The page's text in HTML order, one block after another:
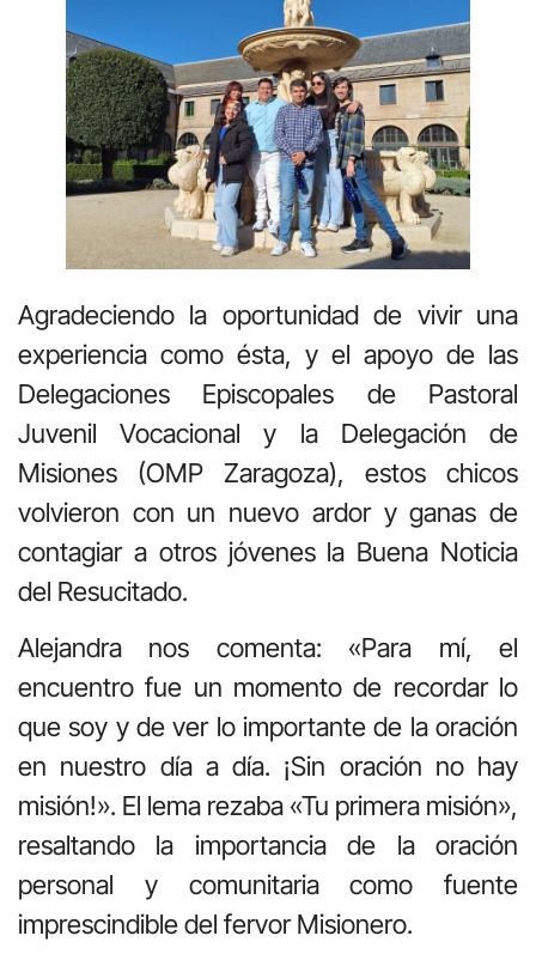
Agradeciendo la oportunidad de vivir una
experiencia como ésta, y el apoyo de las
Delegaciones Episcopales de Pastoral
Juvenil Vocacional y la Delegación de
Misiones (OMP Zaragoza), estos chicos
volvieron con un nuevo ardor y ganas de
contagiar a otros jóvenes la Buena Noticia
del Resucitado.
Alejandra nos comenta: «Para mí, el
encuentro fue un momento de recordar lo
que soy y de ver lo importante de la oración
en nuestro día a día. ¡Sin oración no hay
misión!». El lema rezaba «Tu primera misión»,
resaltando la importancia de la oración
personal y comunitaria como fuente
imprescindible del fervor Misionero.